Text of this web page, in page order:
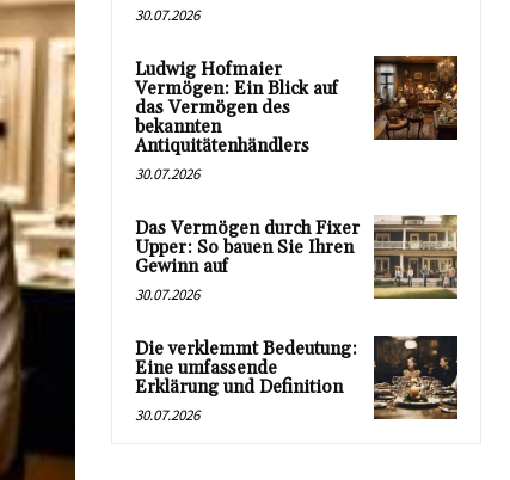
30.07.2026
Ludwig Hofmaier
Vermögen: Ein Blick auf
das Vermögen des
bekannten
Antiquitätenhändlers
30.07.2026
Das Vermögen durch Fixer
Upper: So bauen Sie Ihren
Gewinn auf
30.07.2026
Die verklemmt Bedeutung:
Eine umfassende
Erklärung und Definition
30.07.2026